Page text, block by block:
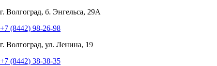
г. Волгоград, б. Энгельса, 29А
+7 (8442) 98-26-98
г. Волгоград, ул. Ленина, 19
+7 (8442) 38-38-35